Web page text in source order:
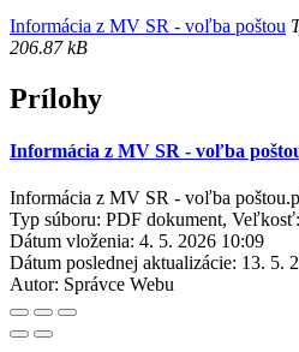
Informácia z MV SR - voľba poštou
206.87 kB
Prílohy
Informácia z MV SR - voľba
Informácia z MV SR - voľba
Typ súboru: PDF dokument,
Dátum vloženia: 4. 5. 2026 10:09
Dátum poslednej aktualizácie: 13. 5.
Autor: Správce Webu